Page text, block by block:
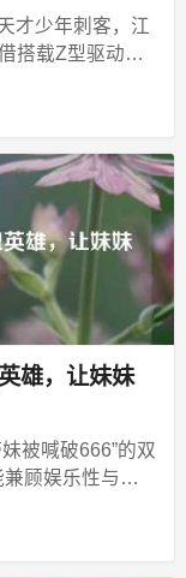
才少年刺客，江
搭载Z型驱动的
雄，让妹妹
被喊破666”的双
顾娱乐性与稳